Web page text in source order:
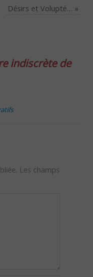
Désirs et Volupté… »
indiscrète de
Les champs